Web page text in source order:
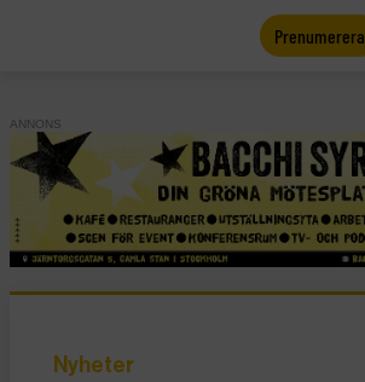
Prenumerera
ANNONS
Nyheter